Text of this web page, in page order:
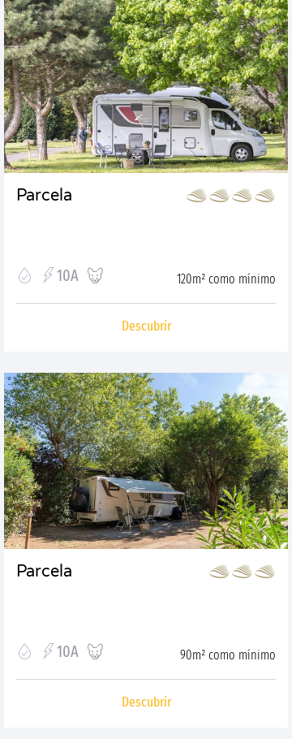
Parcela
10A 120m² como mínimo
Descubrir
Parcela
10A 90m² como mínimo
Descubrir